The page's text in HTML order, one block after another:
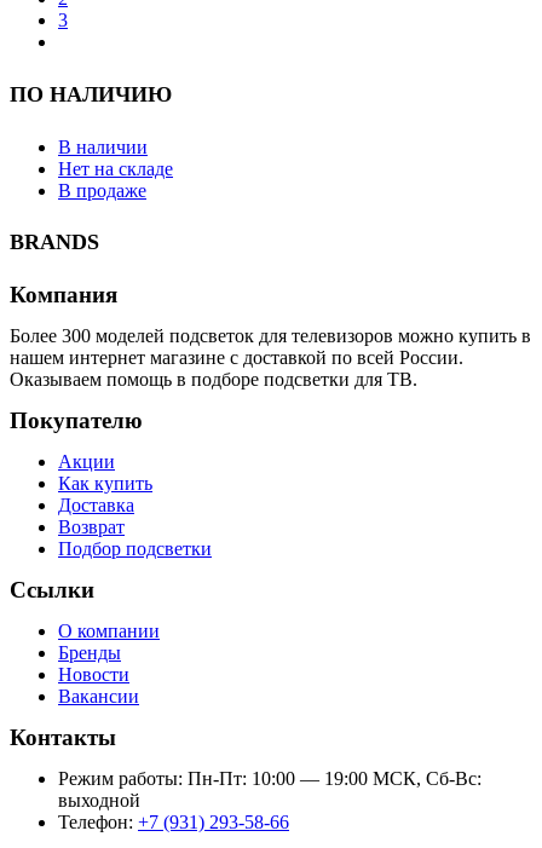
40E3500
3
ПО НАЛИЧИЮ
В наличии
Нет на складе
В продаже
BRANDS
Компания
Более 300 моделей подсветок для телевизоров можно купить в
нашем интернет магазине с доставкой по всей России.
Оказываем помощь в подборе подсветки для ТВ.
Покупателю
Акции
Как купить
Доставка
Возврат
Подбор подсветки
Ссылки
О компании
Бренды
Новости
Вакансии
Контакты
Режим работы: Пн-Пт: 10:00 — 19:00 МСК, Сб-Вс:
выходной
Телефон: +7 (931) 293-58-66